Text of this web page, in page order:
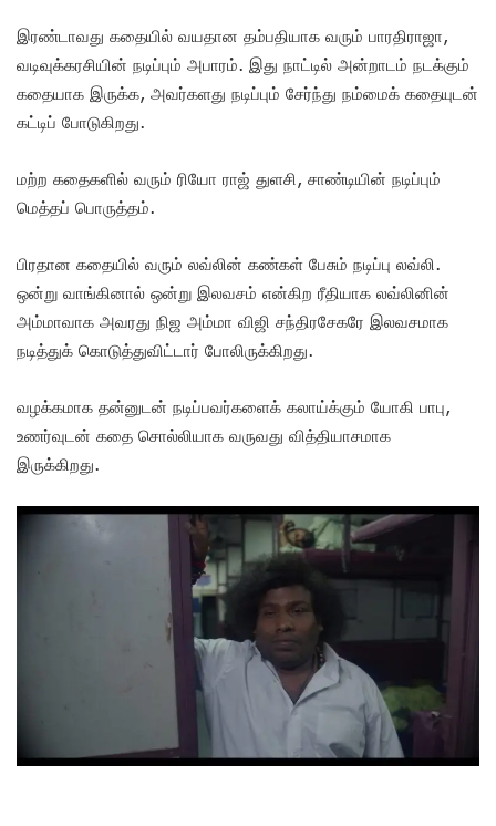
இரண்டாவது கதையில் வயதான தம்பதியாக வரும் பாரதிராஜா,
வடிவுக்கரசியின் நடிப்பும் அபாரம். இது நாட்டில் அன்றாடம் நடக்கும்
கதையாக இருக்க, அவர்களது நடிப்பும் சேர்ந்து நம்மைக் கதையுடன்
கட்டிப் போடுகிறது.
மற்ற கதைகளில் வரும் ரியோ ராஜ் துளசி, சாண்டியின் நடிப்பும்
மெத்தப் பொருத்தம்.
பிரதான கதையில் வரும் லவ்லின் கண்கள் பேசும் நடிப்பு லவ்லி.
ஒன்று வாங்கினால் ஒன்று இலவசம் என்கிற ரீதியாக லவ்லினின்
அம்மாவாக அவரது நிஜ அம்மா விஜி சந்திரசேகரே இலவசமாக
நடித்துக் கொடுத்துவிட்டார் போலிருக்கிறது.
வழக்கமாக தன்னுடன் நடிப்பவர்களைக் கலாய்க்கும் யோகி பாபு,
உணர்வுடன் கதை சொல்லியாக வருவது வித்தியாசமாக
இருக்கிறது.